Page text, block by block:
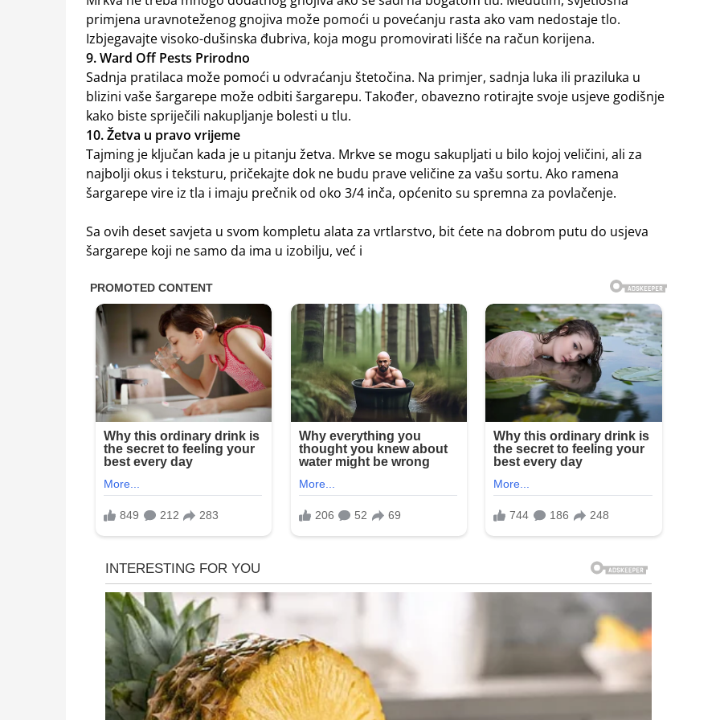
primjena uravnoteženog gnojiva može pomoći u povećanju rasta ako vam nedostaje tlo.
Izbjegavajte visoko-dušinska đubriva, koja mogu promovirati lišće na račun korijena.
9. Ward Off Pests Prirodno
Sadnja pratilaca može pomoći u odvraćanju štetočina. Na primjer, sadnja luka ili praziluka u
blizini vaše šargarepe može odbiti šargarepu. Također, obavezno rotirajte svoje usjeve godišnje
kako biste spriječili nakupljanje bolesti u tlu.
10. Žetva u pravo vrijeme
Tajming je ključan kada je u pitanju žetva. Mrkve se mogu sakupljati u bilo kojoj veličini, ali za
najbolji okus i teksturu, pričekajte dok ne budu prave veličine za vašu sortu. Ako ramena
šargarepe vire iz tla i imaju prečnik od oko 3/4 inča, općenito su spremna za povlačenje.
Sa ovih deset savjeta u svom kompletu alata za vrtlarstvo, bit ćete na dobrom putu do usjeva
šargarepe koji ne samo da ima u izobilju, već i